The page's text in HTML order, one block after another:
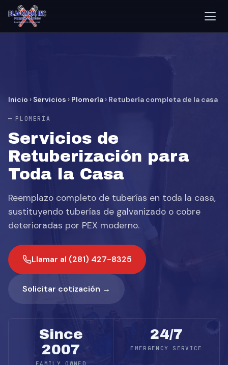
Inicio › Servicios › Plomería › Retubería completa de la casa
PLOMERÍA
Servicios de
Retuberización para
Toda la Casa
Reemplazo completo de tuberías en toda la casa,
sustituyendo tuberías de galvanizado o cobre
deterioradas por PEX moderno.
Llamar al (281) 427-8325
Solicitar cotización →
Since
2007
FAMILY OWNED
24/7
EMERGENCY SERVICE